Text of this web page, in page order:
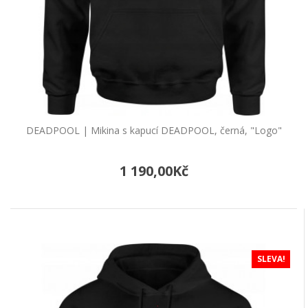
DEADPOOL | Podložka pod myš
DEADPOOL "Splash White", látková, S
Skvělá podložka pod myš DEADPOOL "Splash
White", látková Flexibilní podložka pod myš s
motivem DEA..
DEADPOOL...
270,00Kč
DEADPOOL | Mikina s kapucí DEADPOOL, černá, "Logo"
1 190,00Kč
SLEVA!